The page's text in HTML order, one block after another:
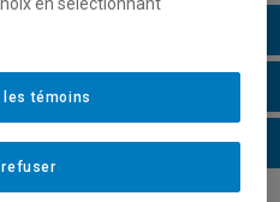
en sélectionnant
refuser
témoins